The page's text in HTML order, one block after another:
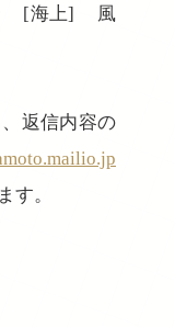
[海上] 風
返信内容の
す。